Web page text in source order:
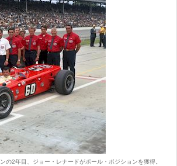
2年目、ジョー・レナードがポール・ポジションを獲得。